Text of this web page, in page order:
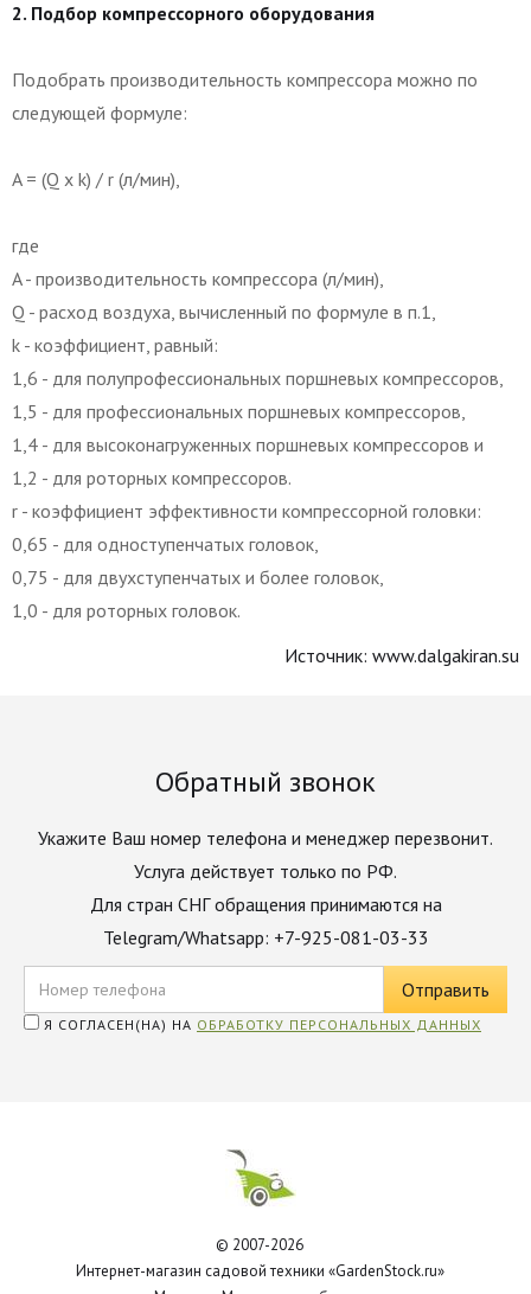
2. Подбор компрессорного оборудования
Подобрать производительность компрессора можно по
следующей формуле:
A = (Q x k) / r (л/мин),
где
A - производительность компрессора (л/мин),
Q - расход воздуха, вычисленный по формуле в п.1,
k - коэффициент, равный:
1,6 - для полупрофессиональных поршневых компрессоров,
1,5 - для профессиональных поршневых компрессоров,
1,4 - для высоконагруженных поршневых компрессоров и
1,2 - для роторных компрессоров.
r - коэффициент эффективности компрессорной головки:
0,65 - для одноступенчатых головок,
0,75 - для двухступенчатых и более головок,
1,0 - для роторных головок.
Источник: www.dalgakiran.su
Обратный звонок
Укажите Ваш номер телефона и менеджер перезвонит.
Услуга действует только по РФ.
Для стран СНГ обращения принимаются на
Telegram/Whatsapp: +7-925-081-03-33
Я СОГЛАСЕН(НА) НА ОБРАБОТКУ ПЕРСОНАЛЬНЫХ ДАННЫХ
© 2007-2026
Интернет-магазин садовой техники «GardenStock.ru»